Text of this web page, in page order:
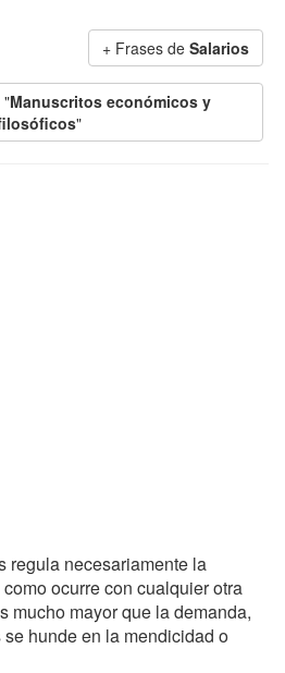
+ Frases de Salarios
"Manuscritos económicos y
"
regula necesariamente la
ocurre con cualquier otra
mucho mayor que la demanda,
hunde en la mendicidad o